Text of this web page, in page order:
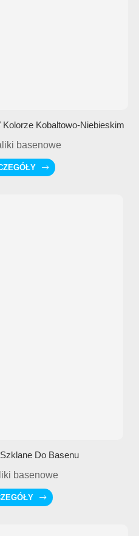
Kobaltowo-Niebieskim
basenowe
Do Basenu
basenowe